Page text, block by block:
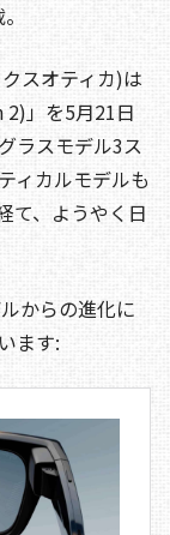
スオティカ)は
2)」を5月21日
ラスモデル3ス
ィカルモデルも
て、ようやく日
からの進化に
ます: